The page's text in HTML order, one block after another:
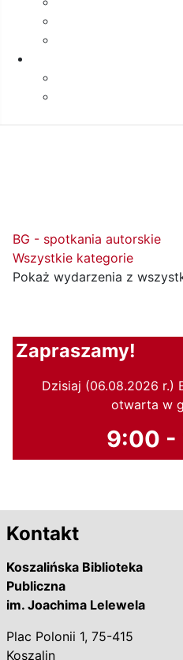
BG - spotkania autorskie
Wszystkie kategorie
Pokaż wydarzenia z
Zapraszamy!
Dzisiaj (06.08.2026 r.)
otwarta w
9:00 -
Kontakt
Koszalińska Biblioteka
Publiczna
im. Joachima Lelewela
Plac Polonii 1, 75-415
Koszalin